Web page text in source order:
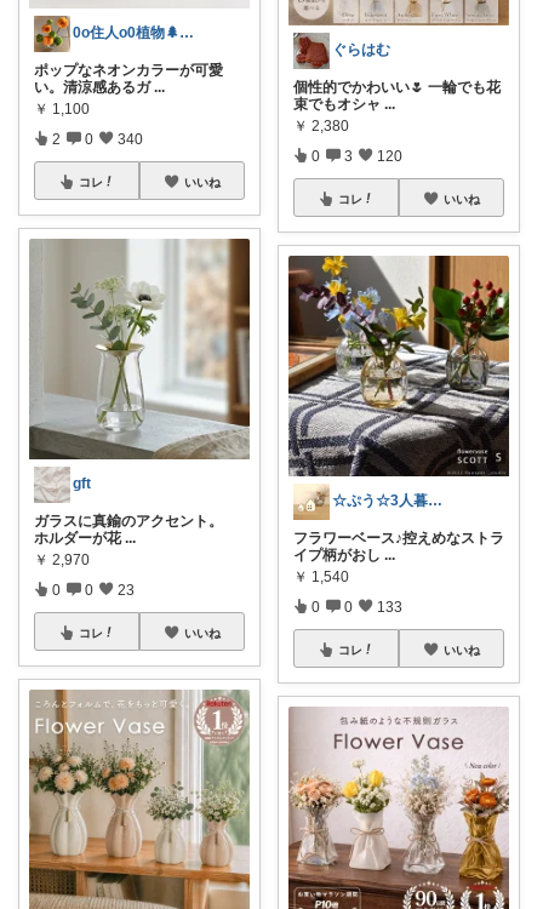
0o住人o0植物🌲と👶を育てる部屋
ポップなネオンカラーが可愛
い。清涼感あるガ ...
￥ 1,100
2 0 340
コレ いいね
gft
ガラスに真鍮のアクセント。
ホルダーが花 ...
￥ 2,970
0 0 23
コレ いいね
ぐらはむ
個性的でかわいい🌷 一輪でも花
束でもオシャ ...
￥ 2,380
0 3 120
コレ いいね
☆ぷう☆3人暮らしの小さな家
フラワーベース♪控えめなストラ
イプ柄がおし ...
￥ 1,540
0 0 133
コレ いいね